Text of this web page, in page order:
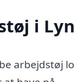
i
arbejdstøj